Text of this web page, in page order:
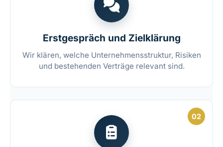
Erstgespräch und Zielklärung
Wir klären, welche Unternehmensstruktur, Risiken
und bestehenden Verträge relevant sind.
02